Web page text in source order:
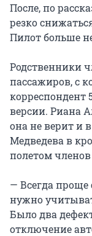
После, по
резко
Пилот больше
Родственники
пассажиров, с
корреспондент
версии. Риана
она не верит и
Медведева в
полетом
— Всегда
нужно
Было два
отключение